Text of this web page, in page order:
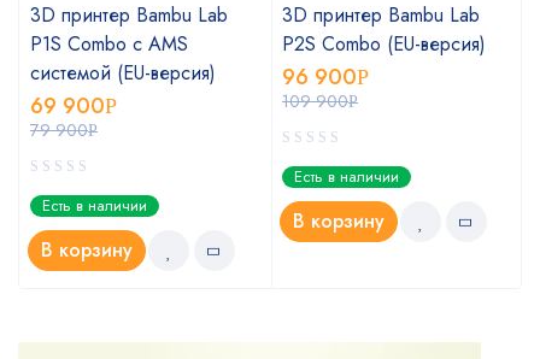
3D принтер Bambu Lab
P1S Combo с AMS
системой (EU-версия)
79 900Р
69 900Р
Есть в наличии
В корзину
3D принтер Bambu Lab
P2S Combo (EU-версия)
109 900Р
96 900Р
Есть в наличии
В корзину